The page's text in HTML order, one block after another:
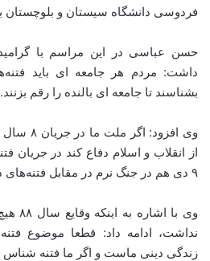
فردوسی دانشگاه سیستان و بلوچستان
داشت: مردم هر جامعه ای باید
بشناسند تا جامعه ای بالنده را رقم بزنند.
وی
۹ دی هم در جنگ نرم در مقابل فتنه‌های دشمنان ایستادگی کرد.
وی
نداشت، ادامه داد: قطعا موضوع
زندگی دینی ماست و اگر ما فتنه شناس